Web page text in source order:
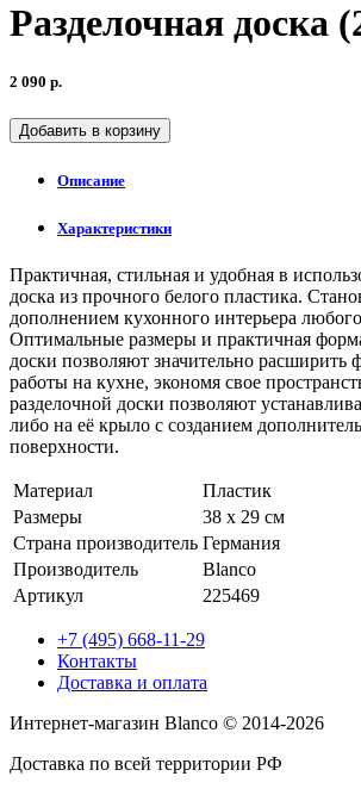
Разделочная доска
2 090 р.
Добавить в корзину
Описание
Характеристики
Практичная, стильная и удобная в
доска из прочного белого пластика.
дополнением кухонного интерьера
Оптимальные размеры и практичная
доски позволяют значительно расширить
работы на кухне, экономя свое
разделочной доски позволяют
либо на её крыло с созданием
поверхности.
Материал
Пластик
Размеры
38 x 29 см
Страна производитель Германия
Производитель
Blanco
Артикул
225469
+7 (495) 668-11-29
Контакты
Доставка и оплата
Интернет-магазин Blanco © 2014-2026
Доставка по всей территории РФ